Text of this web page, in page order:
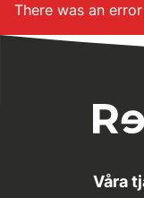
There was an error
Våra